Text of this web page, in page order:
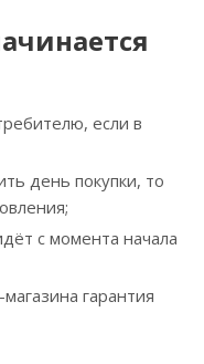
если в
день покупки, то
с момента начала
гарантия